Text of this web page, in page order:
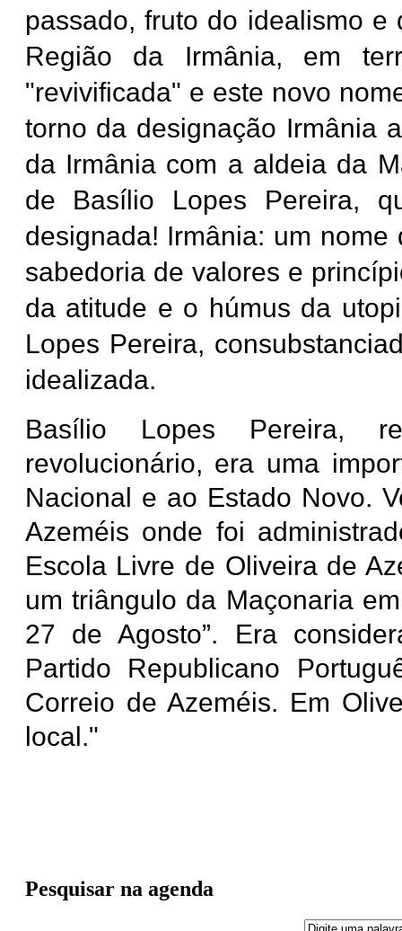
passado, fruto do idealismo
Região da Irmânia, em
"revivificada" e este novo
torno da designação Irmânia
da Irmânia com a aldeia da
de Basílio Lopes Pereira,
designada! Irmânia: um
sabedoria de valores e
da atitude e o húmus da
Lopes Pereira,
idealizada.
Basílio Lopes Pereira,
revolucionário, era uma
Nacional e ao Estado Novo.
Azeméis onde foi
Escola Livre de Oliveira de
um triângulo da Maçonaria
27 de Agosto”. Era
Partido Republicano
Correio de Azeméis. Em
local."
Pesquisar na agenda